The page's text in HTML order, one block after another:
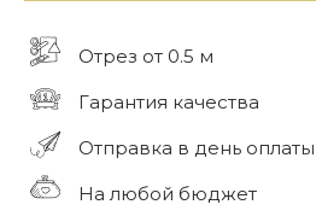
Отрез от 0.5 м
Гарантия качества
Отправка в день оплаты
На любой бюджет